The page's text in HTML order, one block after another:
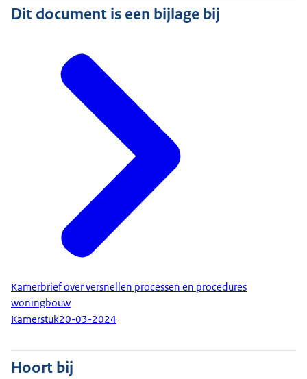
Dit document is een bijlage bij
Kamerbrief over versnellen processen en procedures
woningbouw
Kamerstuk20-03-2024
Hoort bij